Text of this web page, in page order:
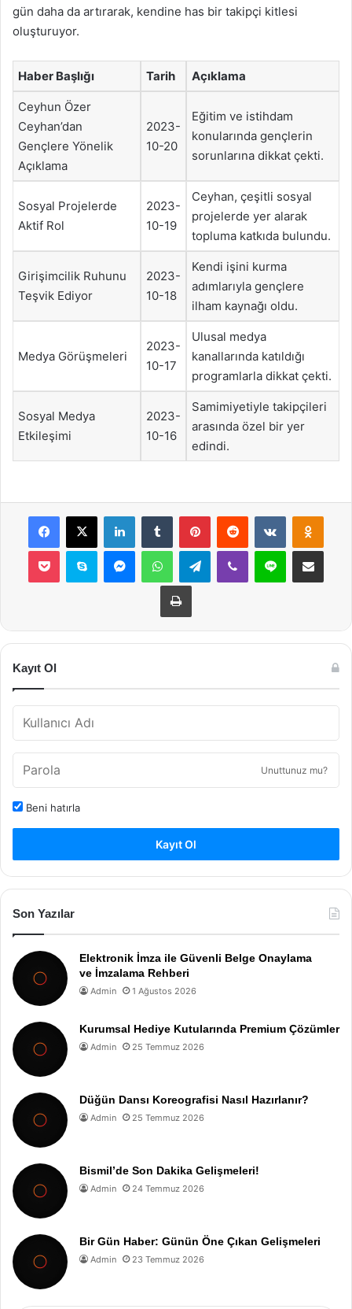
gün daha da artırarak, kendine has bir takipçi kitlesi
oluşturuyor.
Haber Başlığı Tarih Açıklama
Ceyhun Özer
Ceyhan’dan
Gençlere Yönelik
Açıklama
2023-
10-20
Eğitim ve istihdam
konularında gençlerin
sorunlarına dikkat çekti.
Sosyal Projelerde
Aktif Rol
2023-
10-19
Ceyhan, çeşitli sosyal
projelerde yer alarak
topluma katkıda bulundu.
Girişimcilik Ruhunu
Teşvik Ediyor
2023-
10-18
Kendi işini kurma
adımlarıyla gençlere
ilham kaynağı oldu.
Medya Görüşmeleri
2023-
10-17
Ulusal medya
kanallarında katıldığı
programlarla dikkat çekti.
Sosyal Medya
Etkileşimi
2023-
10-16
Samimiyetiyle takipçileri
arasında özel bir yer
edindi.
Facebook
X LinkedInTumblr PinterestReddit VKontakte
Pocket Skype MessengerWhatsAppTelegramViber Line E-Posta ile
Yazdır
Kayıt Ol
Unuttunuz mu?
Beni hatırla
Kayıt Ol
Son Yazılar
Elektronik İmza ile Güvenli Belge Onaylama
ve İmzalama Rehberi
Admin 1 Ağustos 2026
Kurumsal Hediye Kutularında Premium Çözümler
Admin 25 Temmuz 2026
Düğün Dansı Koreografisi Nasıl Hazırlanır?
Admin 25 Temmuz 2026
Bismil’de Son Dakika Gelişmeleri!
Admin 24 Temmuz 2026
Bir Gün Haber: Günün Öne Çıkan Gelişmeleri
Admin 23 Temmuz 2026